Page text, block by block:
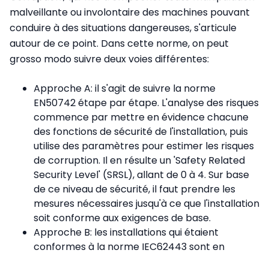
malveillante ou involontaire des machines pouvant
conduire à des situations dangereuses, s'articule
autour de ce point. Dans cette norme, on peut
grosso modo suivre deux voies différentes:
Approche A: il s'agit de suivre la norme
EN50742 étape par étape. L'analyse des risques
commence par mettre en évidence chacune
des fonctions de sécurité de l'installation, puis
utilise des paramètres pour estimer les risques
de corruption. Il en résulte un 'Safety Related
Security Level' (SRSL), allant de 0 à 4. Sur base
de ce niveau de sécurité, il faut prendre les
mesures nécessaires jusqu'à ce que l'installation
soit conforme aux exigences de base.
Approche B: les installations qui étaient
conformes à la norme IEC62443 sont en